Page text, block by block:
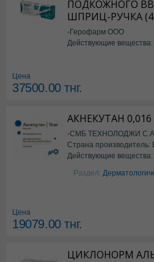
ПОДКОЖНОГО
ШПРИЦ-РУЧКА
-Герофарм ООО
Действующие вещества:
Цена
37500.00тнг.
АКНЕКУТАН
-СМБ ТЕХНОЛОДЖИ С.А.
Страна производитель:
Действующие вещества:
Изотретиноин
Раздел:
Цена
19079.00тнг.
ЦИКЛОНОРМ